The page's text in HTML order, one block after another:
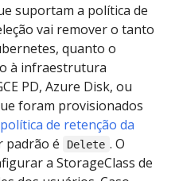
suportam a política de
vai remover o tanto
quanto o
à infraestrutura
PD, Azure Disk, ou
foram provisionados
política de retenção da
padrão é Delete . O
a StorageClass de